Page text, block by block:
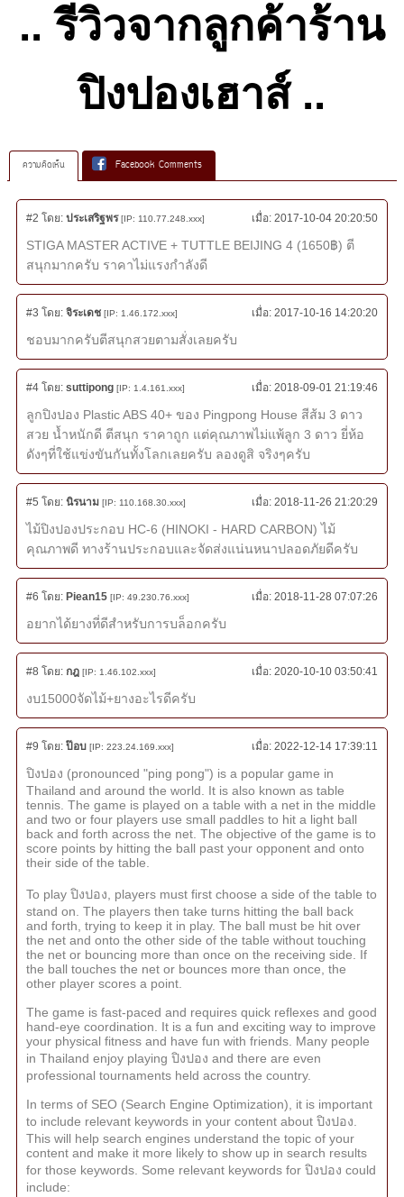
.. รีวิวจากลูกค้าร้าน
ปิงปองเฮาส์ ..
ความคิดเห็น Facebook Comments
#2 โดย: ประเสริฐพร [IP: 110.77.248.xxx] เมื่อ:2017-10-04 20:20:50
STIGA MASTER ACTIVE + TUTTLE BEIJING 4 (1650฿) ตี
สนุกมากครับ ราคาไม่แรงกำลังดี
#3 โดย: จิระเดช [IP: 1.46.172.xxx] เมื่อ:2017-10-16 14:20:20
ชอบมากครับตีสนุกสวยตามสั่งเลยครับ
#4โดย: suttipong [IP: 1.4.161.xxx] เมื่อ:2018-09-01 21:19:46
ลูกปิงปอง Plastic ABS 40+ ของ Pingpong House สีส้ม 3 ดาว
สวย น้ำหนักดี ตีสนุก ราคาถูก แต่คุณภาพไม่แพ้ลูก 3 ดาว ยี่ห้อ
ดังๆที่ใช้แข่งขันกันทั้งโลกเลยครับ ลองดูสิ จริงๆครับ
#5 โดย: นิรนาม [IP: 110.168.30.xxx] เมื่อ:2018-11-26 21:20:29
ไม้ปิงปองประกอบ HC-6 (HINOKI - HARD CARBON) ไม้
คุณภาพดี ทางร้านประกอบและจัดส่งแน่นหนาปลอดภัยดีครับ
#6 โดย: Piean15 [IP: 49.230.76.xxx] เมื่อ:2018-11-28 07:07:26
อยากได้ยางที่ดีสำหรับการบล็อกครับ
#8 โดย: กฎ [IP: 1.46.102.xxx] เมื่อ:2020-10-10 03:50:41
งบ15000จัดไม้+ยางอะไรดีครับ
#9 โดย: ป๊อบ [IP: 223.24.169.xxx] เมื่อ:2022-12-14 17:39:11
ปิงปอง (pronounced "ping pong") is a popular game in
Thailand and around the world. It is also known as table
tennis. The game is played on a table with a net in the middle
and two or four players use small paddles to hit a light ball
back and forth across the net. The objective of the game is to
score points by hitting the ball past your opponent and onto
their side of the table.
To play ปิงปอง, players must first choose a side of the table to
stand on. The players then take turns hitting the ball back
and forth, trying to keep it in play. The ball must be hit over
the net and onto the other side of the table without touching
the net or bouncing more than once on the receiving side. If
the ball touches the net or bounces more than once, the
other player scores a point.
The game is fast-paced and requires quick reflexes and good
hand-eye coordination. It is a fun and exciting way to improve
your physical fitness and have fun with friends. Many people
in Thailand enjoy playing ปิงปอง and there are even
professional tournaments held across the country.
In terms of SEO (Search Engine Optimization), it is important
to include relevant keywords in your content about ปิงปอง.
This will help search engines understand the topic of your
content and make it more likely to show up in search results
for those keywords. Some relevant keywords for ปิงปอง could
include: